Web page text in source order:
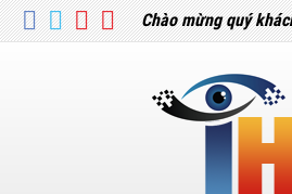
Chào mừng quý